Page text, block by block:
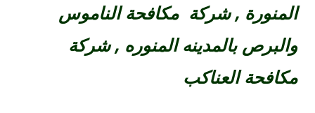
المنورة ,شركة مكافحة الناموس
والبرص بالمدينه المنوره ,شركة
مكافحة العناكب